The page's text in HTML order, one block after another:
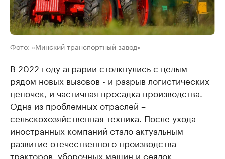
Фото: «Минский транспортный завод»
В 2022 году аграрии столкнулись с целым
рядом новых вызовов - и разрыв логистических
цепочек, и частичная просадка производства.
Одна из проблемных отраслей –
сельскохозяйственная техника. После ухода
иностранных компаний стало актуальным
развитие отечественного производства
тракторов, уборочных машин и сеялок.